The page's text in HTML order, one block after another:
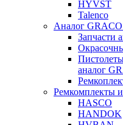
HYVST
Talenco
Аналог GRACO
Запчасти
аналог
Ремкомплекты и
HASCO
HANDOK